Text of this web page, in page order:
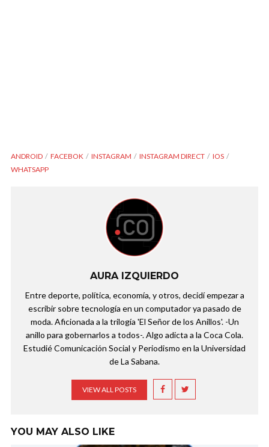
ANDROID FACEBOK INSTAGRAM INSTAGRAM DIRECT
IOS
WHATSAPP
AURA IZQUIERDO
Entre deporte, política, economía, y otros, decidí empezar a
escribir sobre tecnología en un computador ya pasado de
moda. Aficionada a la trilogía 'El Señor de los Anillos'. -Un
anillo para gobernarlos a todos-. Algo adicta a la Coca Cola.
Estudié Comunicación Social y Periodismo en la Universidad
de La Sabana.
VIEW ALL POSTS
YOU MAY ALSO LIKE